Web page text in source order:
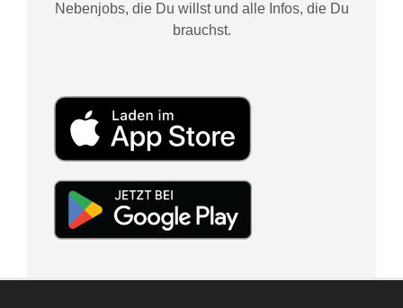
Nebenjobs, die Du willst und alle Infos, die Du
brauchst.